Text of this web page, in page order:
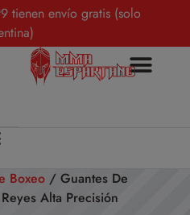
tienen envío gratis (solo
Boxeo / Guantes De
Alta Precisión